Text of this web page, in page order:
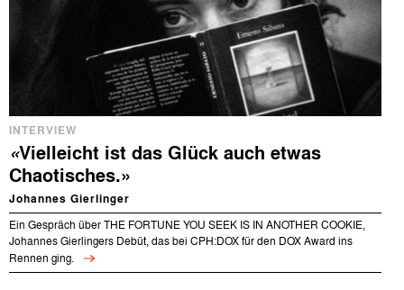
INTERVIEW
«Vielleicht ist das Glück auch etwas
Chaotisches.»
Johannes Gierlinger
Ein Gespräch über THE FORTUNE YOU SEEK IS IN ANOTHER COOKIE,
Johannes Gierlingers Debüt, das bei CPH:DOX für den DOX Award ins
Rennen ging.